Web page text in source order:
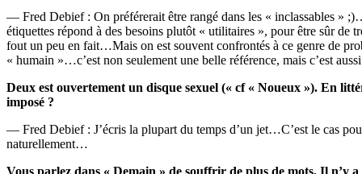
— Fred Debief : On préférerait être rangé dans les « inclassables »
étiquettes répond à des besoins plutôt « utilitaires », pour être sûr de
fout un peu en fait…Mais on est souvent confrontés à ce genre de
« humain »…c’est non seulement une belle référence, mais c’est
Deux est ouvertement un disque sexuel (« cf « Noueux »). En
imposé ?
— Fred Debief : J’écris la plupart du temps d’un jet…C’est le cas
naturellement…
Vous parlez dans « Demain » de souffrir de plus de mots. Il n’y